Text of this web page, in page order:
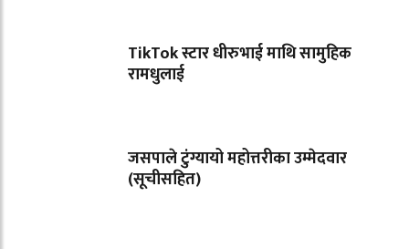
TikTok स्टार धीरुभाई माथि सामुहिक
रामधुलाई
जसपाले टुंग्यायो महोत्तरीका उम्मेदवार
(सूचीसहित)